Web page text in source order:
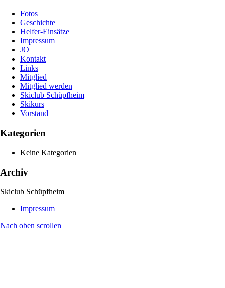
Fotos
Geschichte
Helfer-Einsätze
Impressum
JO
Kontakt
Links
Mitglied
Mitglied werden
Skiclub Schüpfheim
Skikurs
Vorstand
Kategorien
Keine Kategorien
Archiv
Skiclub Schüpfheim
Impressum
Nach oben scrollen